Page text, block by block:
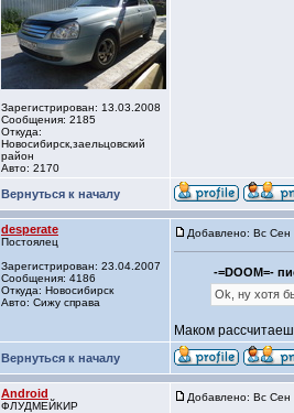
Зарегистрирован: 13.03.2008
Сообщения: 2185
Откуда:
Новосибирск,заельцовский
район
Авто: 2170
Вернуться к началу
desperate
Постоялец
Зарегистрирован: 23.04.2007
Сообщения: 4186
Откуда: Новосибирск
Авто: Сижу справа
Добавлено: Вс Сен
-=DOOM=-
Ok, ну хотя
Маком
Вернуться к началу
Android
ФЛУДМЕЙКИР
Добавлено: Вс Сен